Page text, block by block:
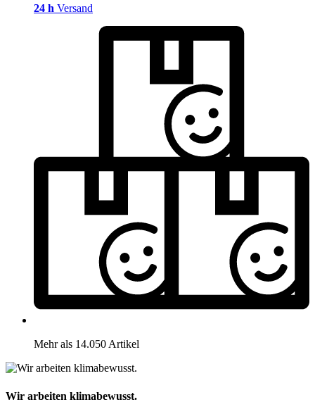
24 h Versand
Mehr als 14.050 Artikel
Wir arbeiten klimabewusst.